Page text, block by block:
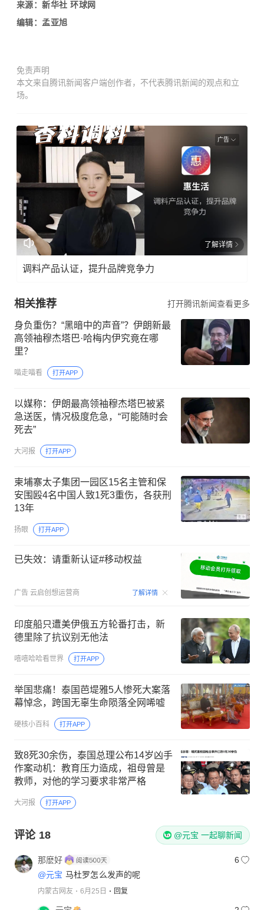
来源：新华社 环球网
编辑：孟亚旭
免责声明
本文来自腾讯新闻客户端创作者，不代表腾讯新闻的观点和立
场。
广告
了解详情
调料产品认证，提升品牌竞争力
相关推荐 打开腾讯新闻查看更多
身负重伤？“黑暗中的声音”？伊朗新最
高领袖穆杰塔巴·哈梅内伊究竟在哪
里？
喵走喵看 打开APP
以媒称：伊朗最高领袖穆杰塔巴被紧
急送医，情况极度危急，“可能随时会
死去”
大河报 打开APP
柬埔寨太子集团一园区15名主管和保
安围殴4名中国人致1死3重伤，各获刑
13年
扬眼 打开APP
已失效：请重新认证#移动权益
广告 云启创想运营商 了解详情 00:15
印度船只遭美伊俄五方轮番打击，新
德里除了抗议别无他法
嘻嘻哈哈看世界 打开APP
举国悲痛！泰国芭堤雅5人惨死大案落
幕悼念，跨国无辜生命陨落全网唏嘘
硬核小百科 打开APP
致8死30余伤，泰国总理公布14岁凶手
作案动机：教育压力造成，祖母曾是
教师，对他的学习要求非常严格
大河报 打开APP
评论 18 @元宝 一起聊新闻
那麽好
6
@元宝 马杜罗怎么发声的呢
内蒙古网友 6月25日 回复